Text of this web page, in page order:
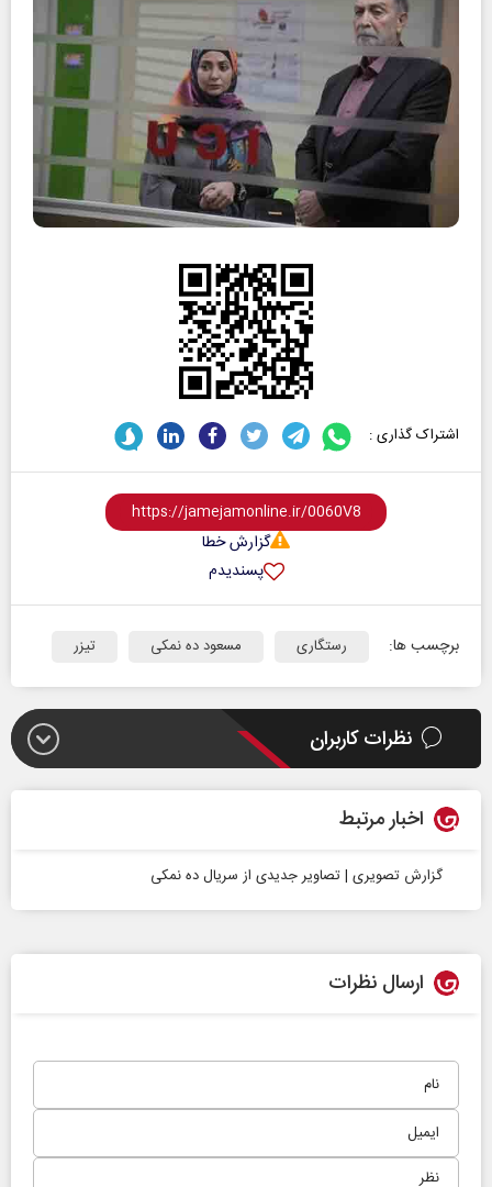
اشتراک گذاری :
گزارش خطا
پسندیدم
برچسب ها: رستگاری مسعود ده نمکی تیزر
نظرات کاربران
اخبار مرتبط
گزارش تصویری | تصاویر جدیدی از سریال ده نمکی
ارسال نظرات